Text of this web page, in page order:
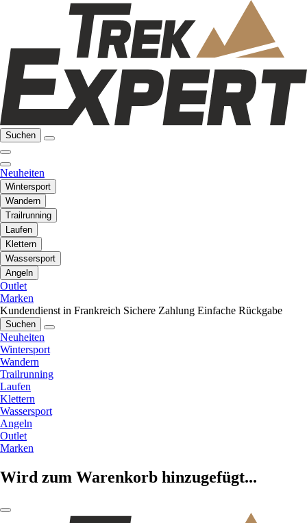
Suchen
Neuheiten
Wintersport
Wandern
Trailrunning
Laufen
Klettern
Wassersport
Angeln
Outlet
Marken
Kundendienst in Frankreich Sichere Zahlung Einfache Rückgabe
Suchen
Neuheiten
Wintersport
Wandern
Trailrunning
Laufen
Klettern
Wassersport
Angeln
Outlet
Marken
Wird zum Warenkorb hinzugefügt...